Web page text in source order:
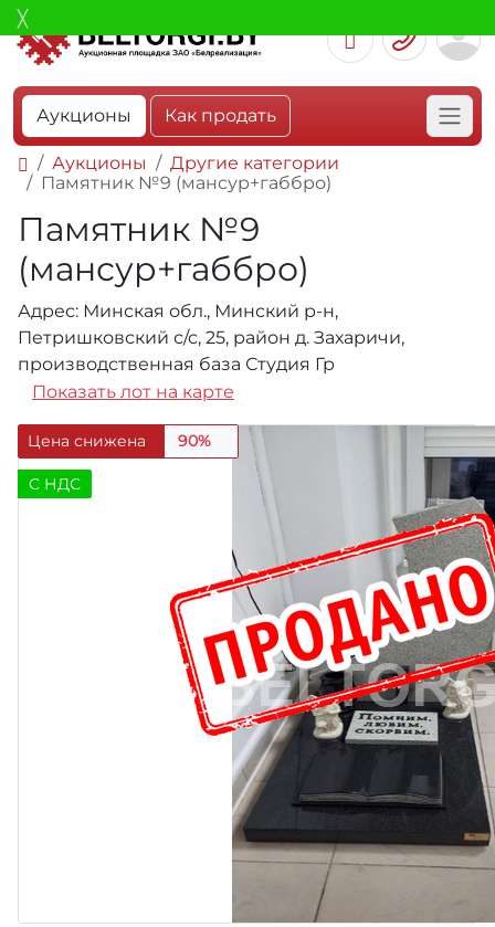
Аукционы Как продать
Аукционы
Другие категории
Памятник №9 (мансур+габбро)
Памятник №9
(мансур+габбро)
Адрес: Минская обл., Минский р-н,
Петришковский с/с, 25, район д. Захаричи,
производственная база Студия Гр
Показать лот на карте
Цена снижена 90%
C НДС